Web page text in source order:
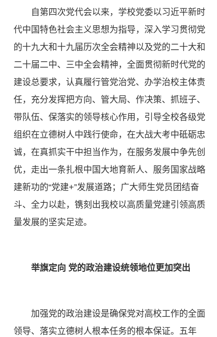
自第四次党代会以来，学校党委以习近平新时
代中国特色社会主义思想为指导，深入学习贯彻党
的十九大和十九届历次全会精神以及党的二十大和
二十届二中、三中全会精神，全面贯彻新时代党的
建设总要求，认真履行管党治党、办学治校主体责
任，充分发挥把方向、管大局、作决策、抓班子、
带队伍、保落实的领导核心作用，引导全校各级党
组织在立德树人中践行使命，在大战大考中砥砺忠
诚，在真抓实干中担当作为，在服务发展中争先创
优，走出一条扎根中国大地育新人、服务国家战略
建新功的“党建+”发展道路；广大师生党员团结奋
斗、全力以赴，镌刻出我校以高质量党建引领高质
量发展的坚实足迹。
举旗定向 党的政治建设统领地位更加突出
加强党的政治建设是确保党对高校工作的全面
领导、落实立德树人根本任务的根本保证。五年